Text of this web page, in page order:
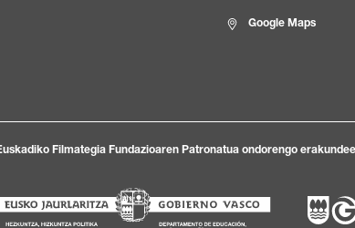
Google Maps
Filmategia Fundazioaren Patronatua ondorengo